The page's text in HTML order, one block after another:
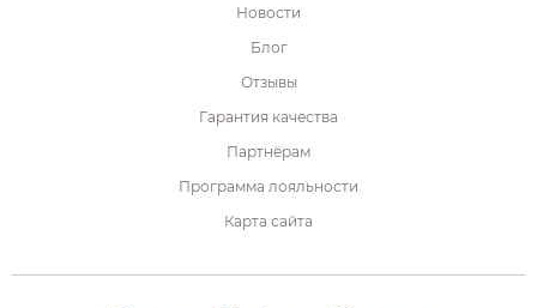
Новости
Блог
Отзывы
Гарантия качества
Партнёрам
Программа лояльности
Карта сайта